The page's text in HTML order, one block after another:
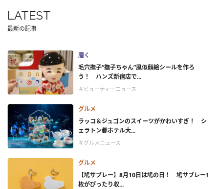
LATEST
最新の記事
磨く
毛穴撫子“撫子ちゃん”風似顔絵シールを作ろ
う！ ハンズ新宿店で...
＃ビューティーニュース
グルメ
ラッコ＆ジュゴンのスイーツがかわいすぎ！ シ
ェラトン都ホテル大...
＃グルメニュース
グルメ
【鳩サブレー】8月10日は鳩の日！ 鳩サブレー1
枚がぴったり収...